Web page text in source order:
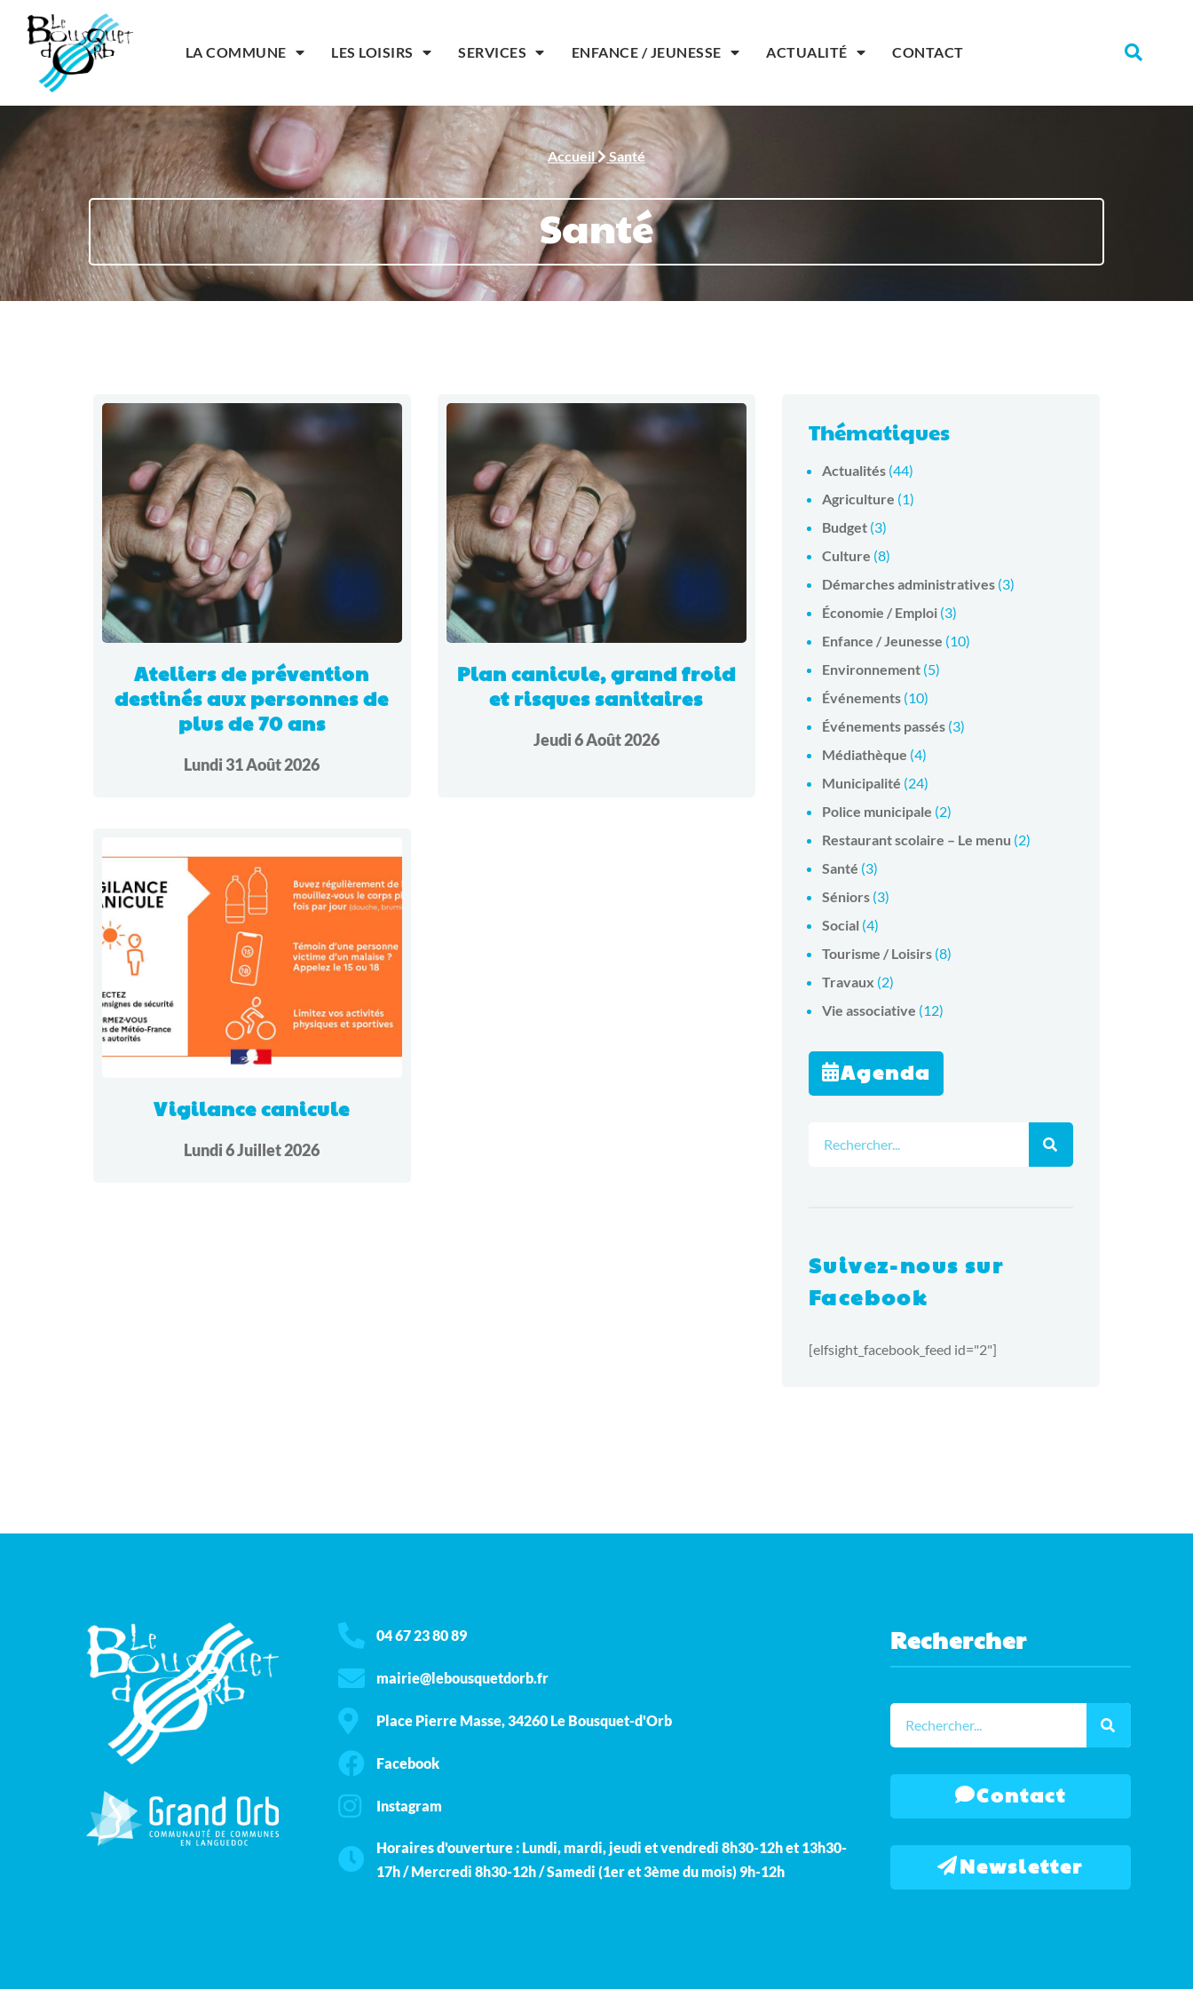
LA COMMUNE LES LOISIRS SERVICES ENFANCE / JEUNESSE ACTUALITÉ CONTACT
Accueil Santé
Santé
Ateliers de prévention
destinés aux personnes de
plus de 70 ans
Lundi 31 Août 2026
Plan canicule, grand froid
et risques sanitaires
Jeudi 6 Août 2026
Vigilance canicule
Lundi 6 Juillet 2026
Thématiques
Actualités(44)
Agriculture (1)
Budget(3)
Culture (8)
Démarches administratives(3)
Économie / Emploi(3)
Enfance / Jeunesse (10)
Environnement(5)
Événements(10)
Événements passés(3)
Médiathèque (4)
Municipalité (24)
Police municipale (2)
Restaurant scolaire – Le menu (2)
Santé (3)
Séniors(3)
Social (4)
Tourisme / Loisirs(8)
Travaux (2)
Vie associative (12)
Agenda
Suivez-nous sur
Facebook
[elfsight_facebook_feed id="2"]
04 67 23 80 89
mairie@lebousquetdorb.fr
Place Pierre Masse, 34260 Le Bousquet-d'Orb
Facebook
Instagram
Horaires d'ouverture : Lundi, mardi, jeudi et vendredi 8h30-12h et 13h30-
17h / Mercredi 8h30-12h / Samedi (1er et 3ème du mois) 9h-12h
Rechercher
Contact
Newsletter